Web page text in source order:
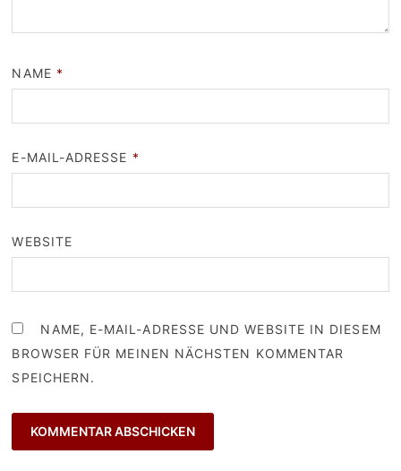
NAME *
E-MAIL-ADRESSE *
WEBSITE
NAME, E-MAIL-ADRESSE UND WEBSITE IN DIESEM
BROWSER FÜR MEINEN NÄCHSTEN KOMMENTAR
SPEICHERN.